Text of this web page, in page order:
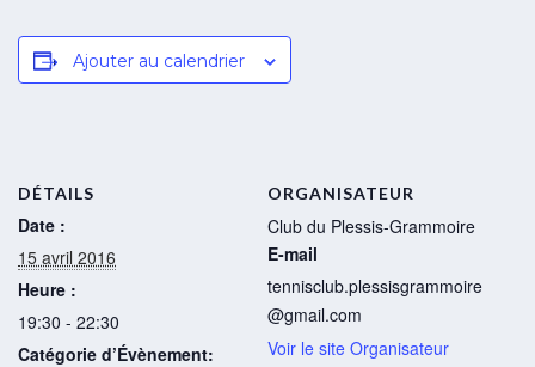
Ajouter au calendrier
DÉTAILS
Date :
15 avril 2016
Heure :
19:30 - 22:30
Catégorie d’Évènement:
ORGANISATEUR
Club du Plessis-Grammoire
E-mail
tennisclub.plessisgrammoire
@gmail.com
Voir le site Organisateur